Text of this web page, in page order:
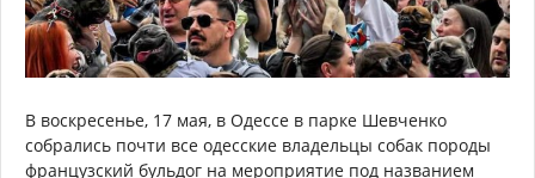
В воскресенье, 17 мая, в Одессе в парке Шевченко
собрались почти все одесские владельцы собак породы
французский бульдог на мероприятие под названием